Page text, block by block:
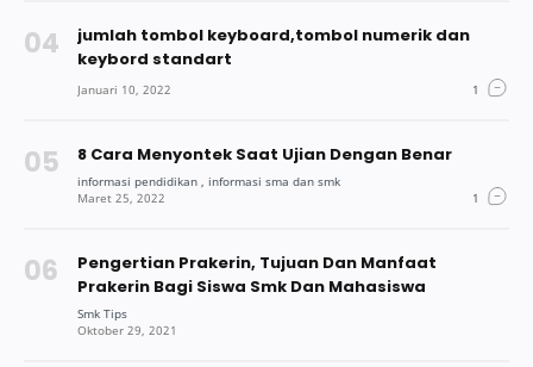
jumlah tombol keyboard,tombol numerik dan
keybord standart
8 Cara Menyontek Saat Ujian Dengan Benar
Pengertian Prakerin, Tujuan Dan Manfaat
Prakerin Bagi Siswa Smk Dan Mahasiswa